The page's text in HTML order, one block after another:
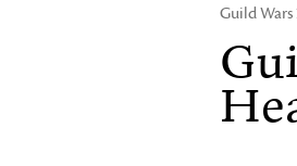
Guild Wars